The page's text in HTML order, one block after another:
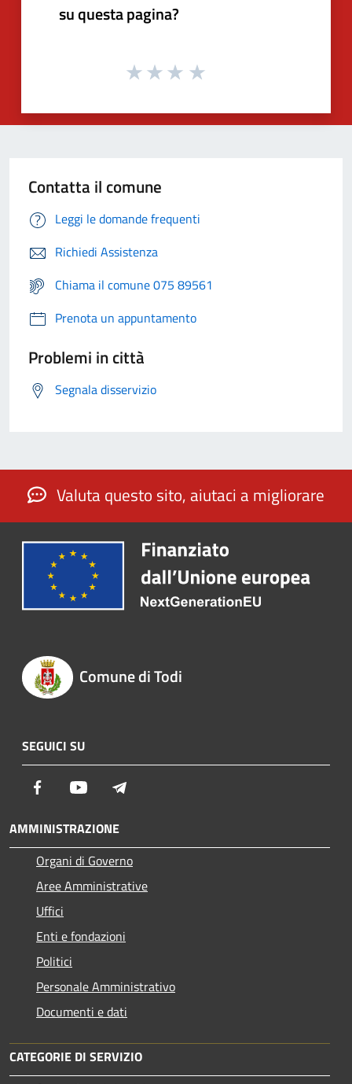
su questa pagina?
Contatta il comune
Leggi le domande frequenti
Richiedi Assistenza
Chiama il comune 075 89561
Prenota un appuntamento
Problemi in città
Segnala disservizio
Valuta questo sito, aiutaci a migliorare
Comune di Todi
SEGUICI SU
Facebook Youtube
AMMINISTRAZIONE
Organi di Governo
Aree Amministrative
Uffici
Enti e fondazioni
Politici
Personale Amministrativo
Documenti e dati
CATEGORIE DI SERVIZIO